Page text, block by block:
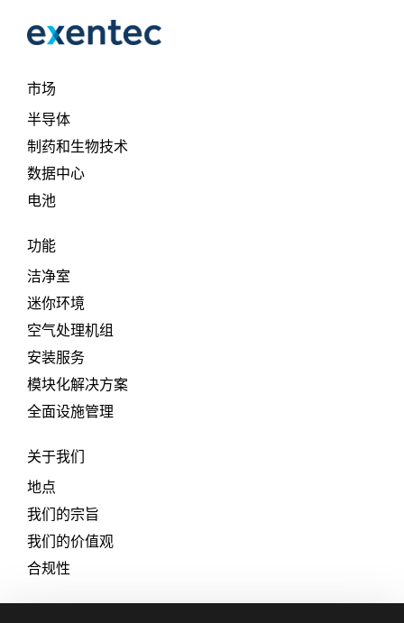
市场
半导体
制药和生物技术
数据中心
电池
功能
洁净室
迷你环境
空气处理机组
安装服务
模块化解决方案
全面设施管理
关于我们
地点
我们的宗旨
我们的价值观
合规性